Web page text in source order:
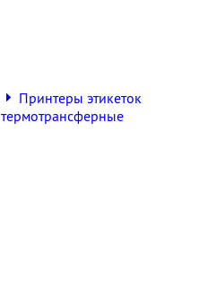
Принтеры этикеток
термотрансферные